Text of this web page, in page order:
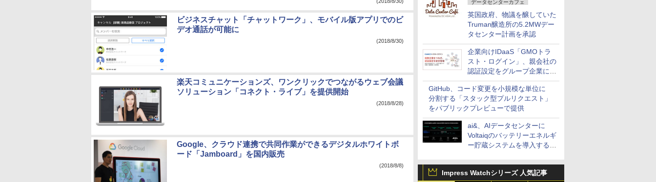
データセンターカフェ
英国政府、物議を醸していた
Truman醸造所の5.2MWデー
タセンター計画を承認
企業向けIDaaS「GMOトラ
スト・ログイン」、親会社の
認証設定をグループ企業に展
開できる新機能を提供
GitHub、コード変更を小規模な単位に
分割する「スタック型プルリクエスト」
をパブリックプレビューで提供
ai&、AIデータセンターに
Voltaiqのバッテリーエネルギ
ー貯蔵システムを導入する計
Impress Watchシリーズ 人気記事
ビジネスチャット「チャットワーク」、モバイル版アプリでのビ
デオ通話が可能に
(2018/8/30)
楽天コミュニケーションズ、ワンクリックでつながるウェブ会議
ソリューション「コネクト・ライブ」を提供開始
(2018/8/28)
Google、クラウド連携で共同作業ができるデジタルホワイトボ
ード「Jamboard」を国内販売
(2018/8/8)